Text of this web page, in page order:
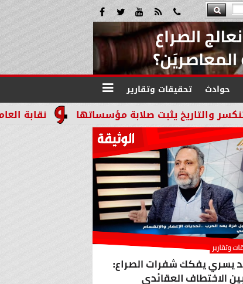
حوادث تحقيقات وتقارير
نقابة العاملين صلابة مؤسساتها